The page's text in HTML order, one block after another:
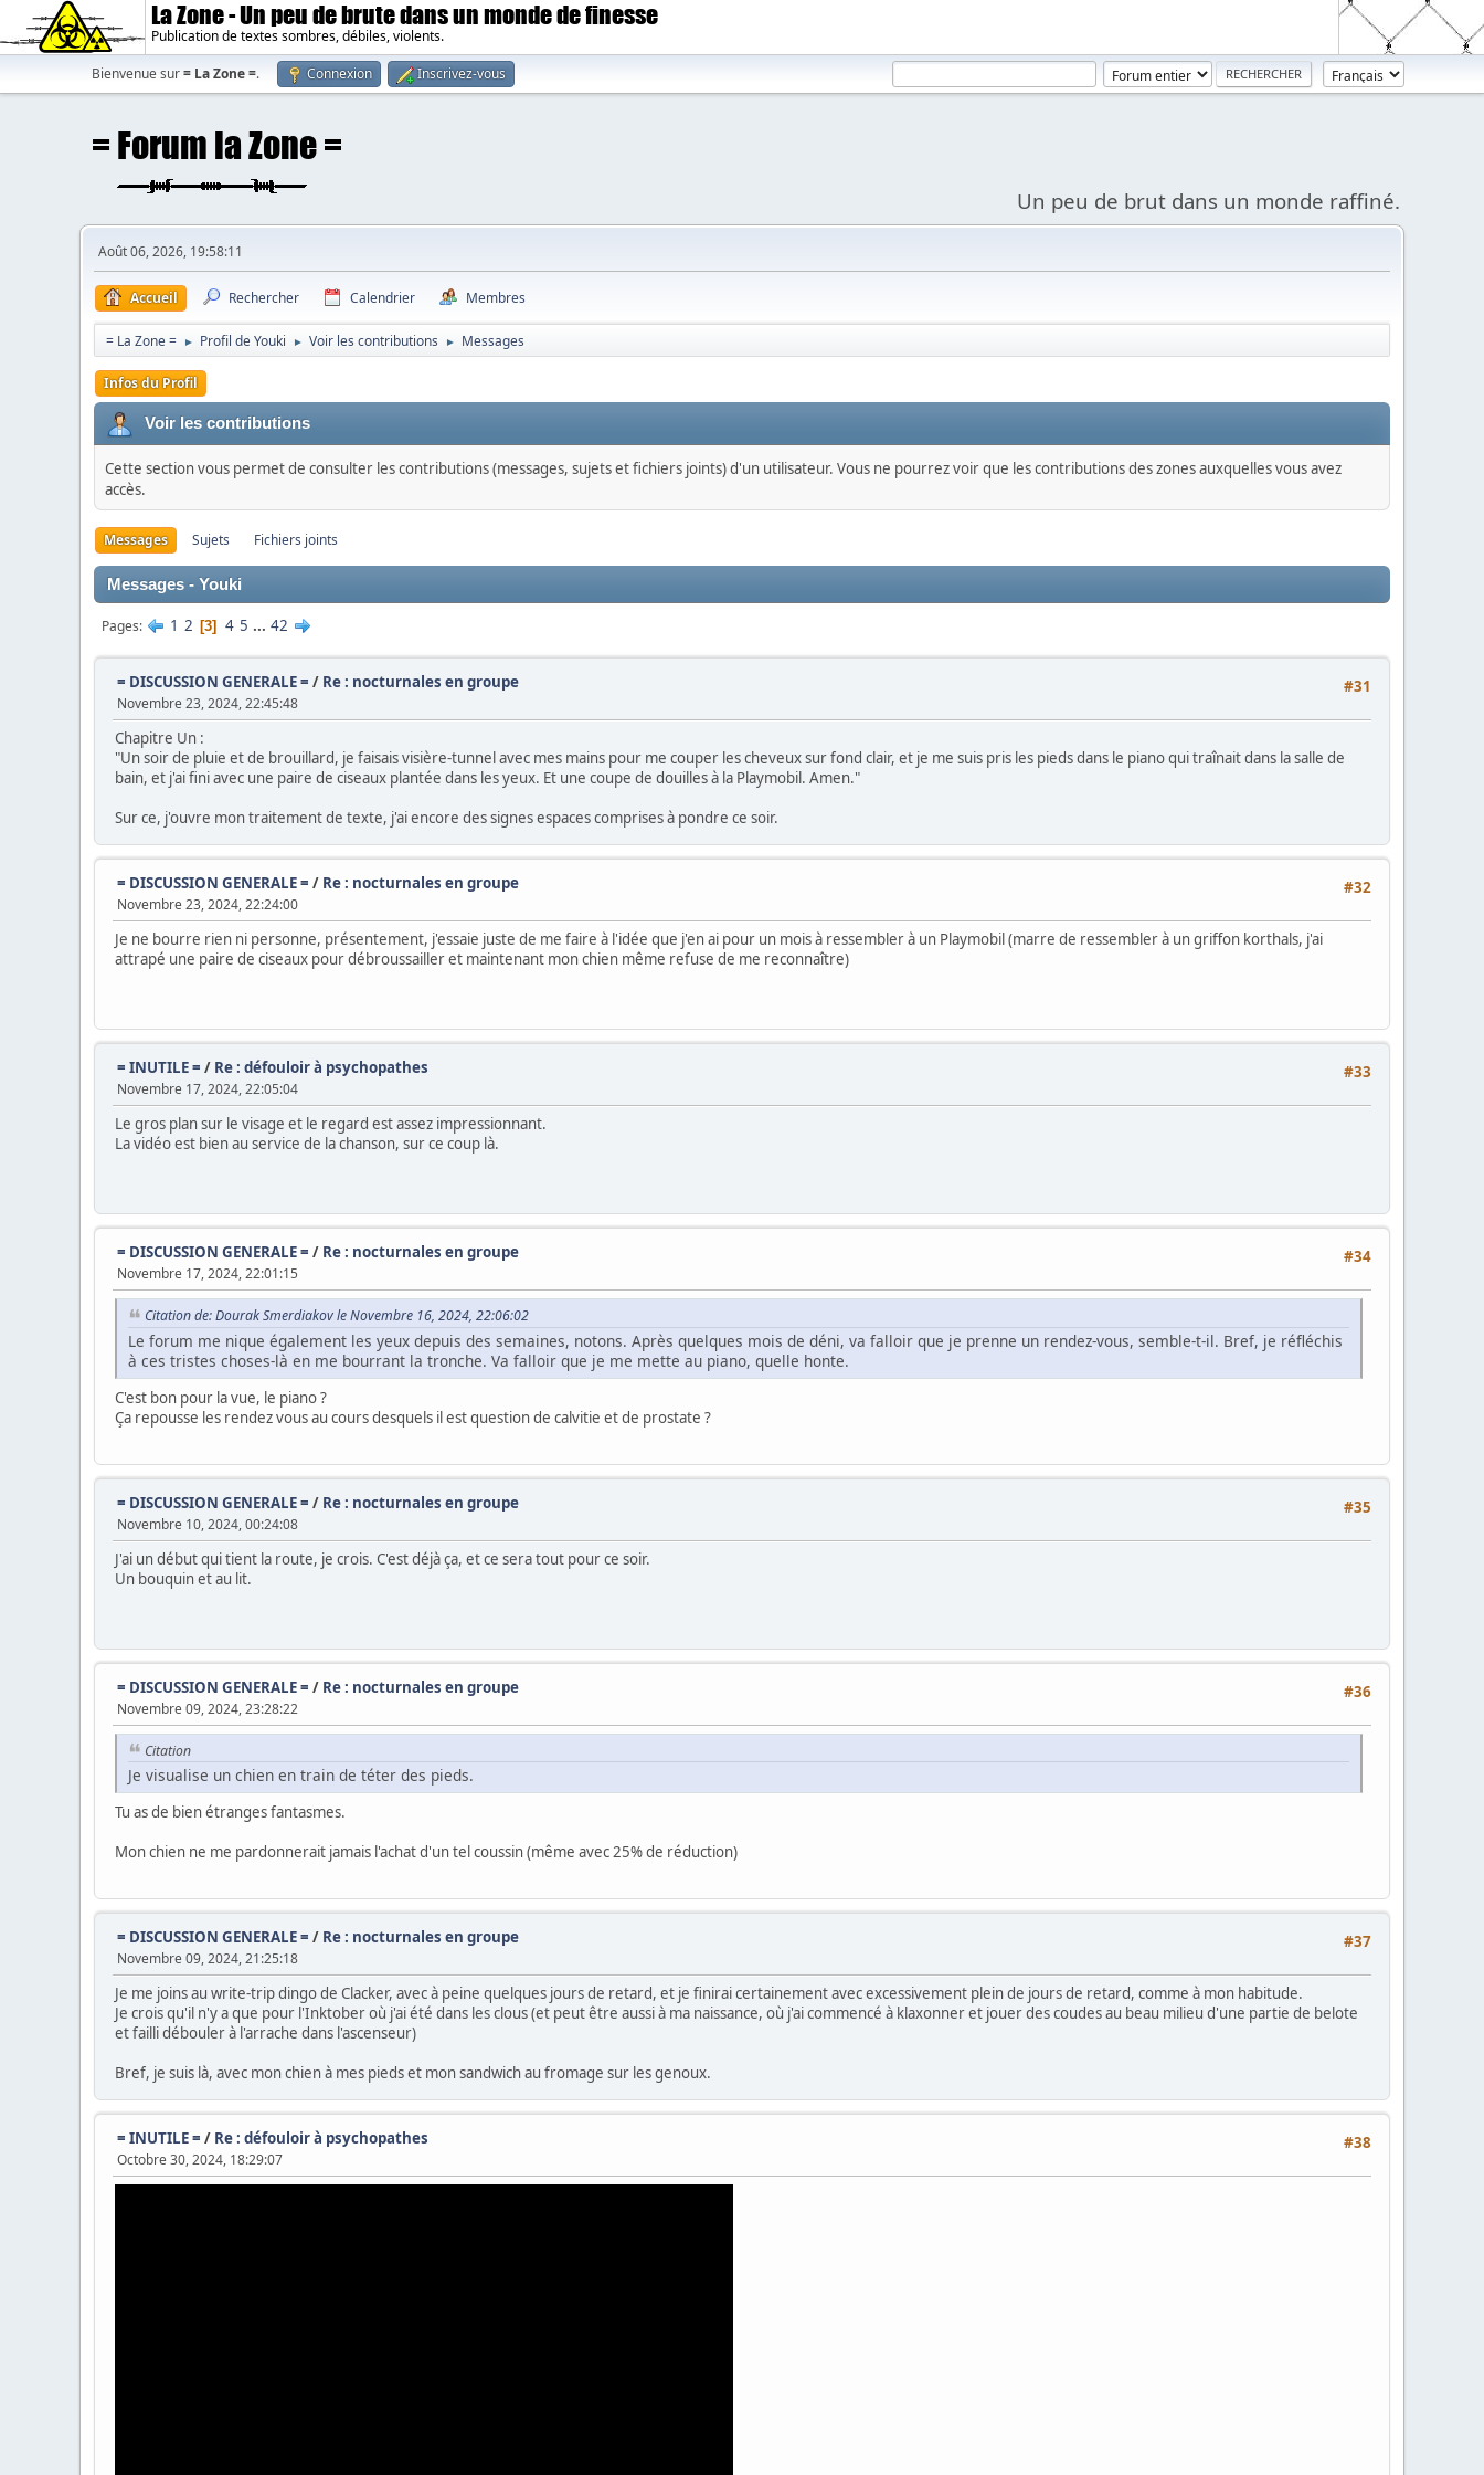
La Zone - Un peu de brute dans un monde de finesse
Publication de textes sombres, débiles, violents.
Bienvenue sur= La Zone =. Connexion Inscrivez-vous
Un peu de brut dans un monde raffiné.
Août 06, 2026, 19:58:11
Accueil Rechercher Calendrier Membres
= La Zone = ► Profil de Youki ► Voir les contributions ► Messages
Infos du Profil
Voir les contributions
Cette section vous permet de consulter les contributions (messages, sujets et fichiers joints) d'un utilisateur. Vous ne pourrez voir que les contributions des zones auxquelles vous avez
accès.
Messages Sujets Fichiers joints
Messages - Youki
Pages 1 2 3 4 5 ... 42
#31
= DISCUSSION GENERALE = / Re : nocturnales en groupe
Novembre 23, 2024, 22:45:48
Chapitre Un :
"Un soir de pluie et de brouillard, je faisais visière-tunnel avec mes mains pour me couper les cheveux sur fond clair, et je me suis pris les pieds dans le piano qui traînait dans la salle de
bain, et j'ai fini avec une paire de ciseaux plantée dans les yeux. Et une coupe de douilles à la Playmobil. Amen."
Sur ce, j'ouvre mon traitement de texte, j'ai encore des signes espaces comprises à pondre ce soir.
#32
= DISCUSSION GENERALE = / Re : nocturnales en groupe
Novembre 23, 2024, 22:24:00
Je ne bourre rien ni personne, présentement, j'essaie juste de me faire à l'idée que j'en ai pour un mois à ressembler à un Playmobil (marre de ressembler à un griffon korthals, j'ai
attrapé une paire de ciseaux pour débroussailler et maintenant mon chien même refuse de me reconnaître)
#33
= INUTILE = / Re : défouloir à psychopathes
Novembre 17, 2024, 22:05:04
Le gros plan sur le visage et le regard est assez impressionnant.
La vidéo est bien au service de la chanson, sur ce coup là.
#34
= DISCUSSION GENERALE = / Re : nocturnales en groupe
Novembre 17, 2024, 22:01:15
Citation de: Dourak Smerdiakov le Novembre 16, 2024, 22:06:02
Le forum me nique également les yeux depuis des semaines, notons. Après quelques mois de déni, va falloir que je prenne un rendez-vous, semble-t-il. Bref, je réfléchis
à ces tristes choses-là en me bourrant la tronche. Va falloir que je me mette au piano, quelle honte.
C'est bon pour la vue, le piano ?
Ça repousse les rendez vous au cours desquels il est question de calvitie et de prostate ?
#35
= DISCUSSION GENERALE = / Re : nocturnales en groupe
Novembre 10, 2024, 00:24:08
J'ai un début qui tient la route, je crois. C'est déjà ça, et ce sera tout pour ce soir.
Un bouquin et au lit.
#36
= DISCUSSION GENERALE = / Re : nocturnales en groupe
Novembre 09, 2024, 23:28:22
Citation
Je visualise un chien en train de téter des pieds.
Tu as de bien étranges fantasmes.
Mon chien ne me pardonnerait jamais l'achat d'un tel coussin (même avec 25% de réduction)
#37
= DISCUSSION GENERALE = / Re : nocturnales en groupe
Novembre 09, 2024, 21:25:18
Je me joins au write-trip dingo de Clacker, avec à peine quelques jours de retard, et je finirai certainement avec excessivement plein de jours de retard, comme à mon habitude.
Je crois qu'il n'y a que pour l'Inktober où j'ai été dans les clous (et peut être aussi à ma naissance, où j'ai commencé à klaxonner et jouer des coudes au beau milieu d'une partie de belote
et failli débouler à l'arrache dans l'ascenseur)
Bref, je suis là, avec mon chien à mes pieds et mon sandwich au fromage sur les genoux.
#38
= INUTILE = / Re : défouloir à psychopathes
Octobre 30, 2024, 18:29:07